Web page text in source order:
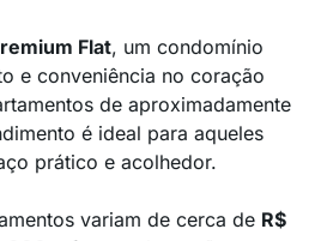
Flat, um condomínio
e conveniência no coração
de aproximadamente
é ideal para aqueles
prático e acolhedor.
variam de cerca de R$